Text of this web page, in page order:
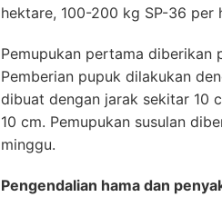
hektare, 100-200 kg SP-36
Pemupukan pertama diberikan
Pemberian pupuk dilakukan
dibuat dengan jarak sekitar 10
10 cm. Pemupukan susulan
minggu.
Pengendalian hama dan